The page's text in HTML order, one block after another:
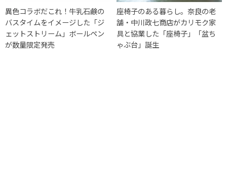
異色コラボだこれ！牛乳石鹸の
バスタイムをイメージした「ジ
ェットストリーム」ボールペン
が数量限定発売
座椅子のある暮らし。奈良の老
舗・中川政七商店がカリモク家
具と協業した「座椅子」「盆ち
ゃぶ台」誕生